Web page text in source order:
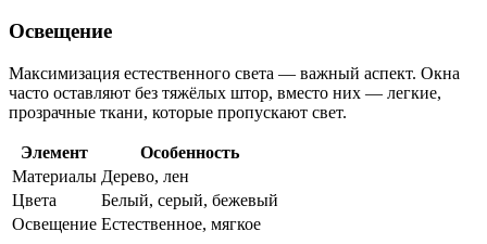
Освещение
Максимизация естественного света — важный аспект. Окна
часто оставляют без тяжёлых штор, вместо них — легкие,
прозрачные ткани, которые пропускают свет.
Элемент
Особенность
Материалы Дерево, лен
Цвета
Белый, серый, бежевый
Освещение Естественное, мягкое